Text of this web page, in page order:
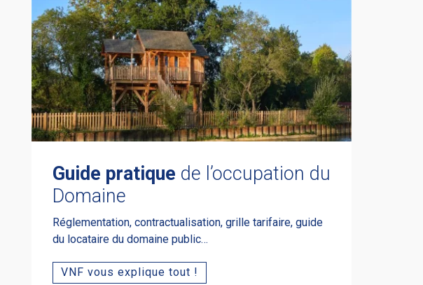
Guide pratique de l’occupation du
Domaine
Réglementation, contractualisation, grille tarifaire, guide
du locataire du domaine public…
VNF vous explique tout !